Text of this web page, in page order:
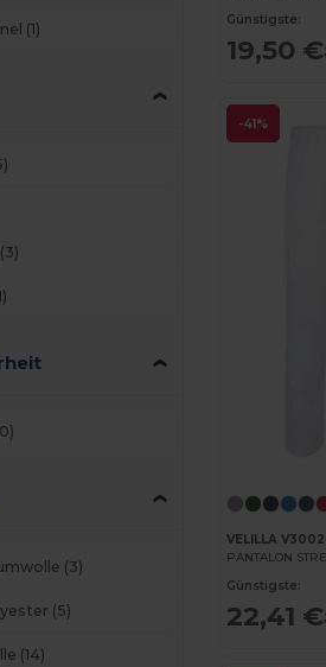
(1)
(3)
(3)
(5)
(14)
Günstigste:
19,50 €
-41%
VELILLA
PANTALON
Günstigste:
22,41 €